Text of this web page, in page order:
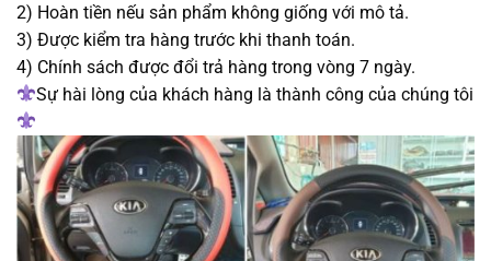
2) Hoàn tiền nếu sản phẩm không giống với mô tả.
3) Được kiểm tra hàng trước khi thanh toán.
4) Chính sách được đổi trả hàng trong vòng 7 ngày.
Sự hài lòng của khách hàng là thành công của chúng tôi